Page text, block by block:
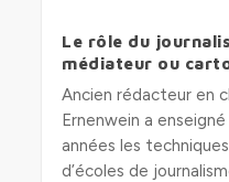
Le rôle du
médiateur ou
Ancien rédacteur en
Ernenwein a
années les
d’écoles de